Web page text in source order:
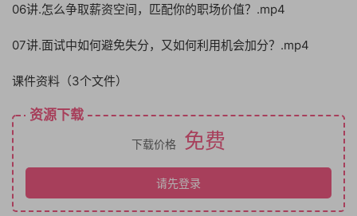
06讲.怎么争取薪资空间，匹配你的职场价值？.mp4
07讲.面试中如何避免失分，又如何利用机会加分？.mp4
课件资料（3个文件）
资源下载
下载价格 免费
请先登录